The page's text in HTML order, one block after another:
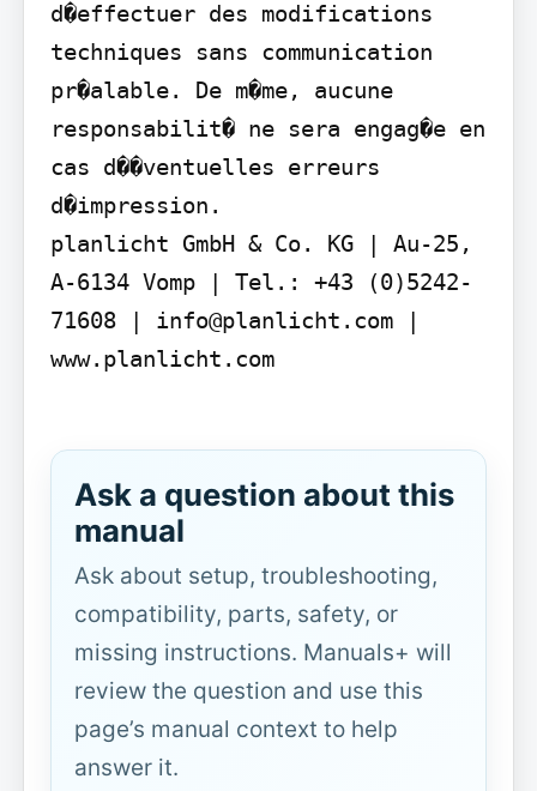
d�effectuer des modifications
techniques sans communication
pr�alable. De m�me, aucune
responsabilit� ne sera engag�e en
cas d��ventuelles erreurs
d�impression.
planlicht GmbH & Co. KG | Au-25,
A-6134 Vomp | Tel.: +43 (0)5242-
71608 | info@planlicht.com |
www.planlicht.com
Ask a question about this
manual
Ask about setup, troubleshooting,
compatibility, parts, safety, or
missing instructions. Manuals+ will
review the question and use this
page’s manual context to help
answer it.